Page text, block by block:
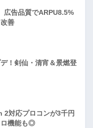
告品質でARPU8.5%
善
！剣仙・清宵＆景燃登
2対応プロコンが3千円
ロ機能も◎